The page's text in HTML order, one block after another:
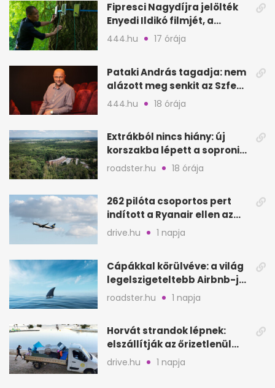
Fipresci Nagydíjra jelölték
Enyedi Ildikó filmjét, a
Csendes barátot
444.hu 17 órája
Pataki András tagadja: nem
alázott meg senkit az Szfe
felvételijén
444.hu 18 órája
Extrákból nincs hiány: új
korszakba lépett a soproni
Fagus Hotel
roadster.hu 18 órája
262 pilóta csoportos pert
indított a Ryanair ellen az
Egyesült Királyságban
drive.hu 1 napja
Cápákkal körülvéve: a világ
legelszigeteltebb Airbnb-je
a nyílt tengeren
roadster.hu 1 napja
Horvát strandok lépnek:
elszállítják az őrizetlenül
hagyott törölközőket
drive.hu 1 napja